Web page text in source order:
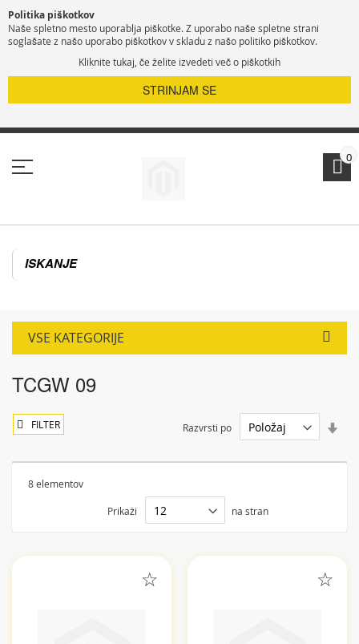
Politika piškotkov
Naše spletno mesto uporablja piškotke. Z uporabo naše spletne strani
soglašate z našo uporabo piškotkov v skladu z našo politiko piškotkov.
Kliknite tukaj, če želite izvedeti več o piškotkih
STRINJAM SE
Preskoči
0
VSE KATEGORIJE
TCGW 09
8elementov
Prikaži na stran
Razvrsti po
FILTER